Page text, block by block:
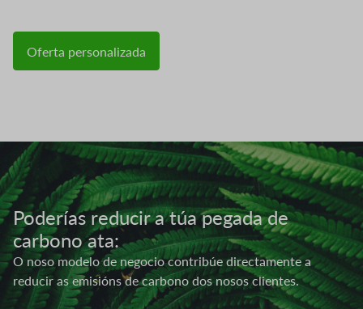
Oferta personalizada
Imaxe
Poderías reducir a túa pegada de
carbono ata:
O noso modelo de negocio contribúe directamente a
reducir as emisións de carbono dos nosos clientes.